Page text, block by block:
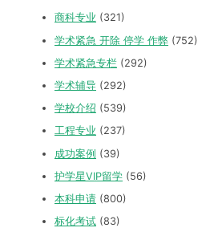
商科专业 (321)
学术紧急 开除 停学 作弊 (752)
学术紧急专栏 (292)
学术辅导 (292)
学校介绍 (539)
工程专业 (237)
成功案例 (39)
护学星VIP留学 (56)
本科申请 (800)
标化考试 (83)